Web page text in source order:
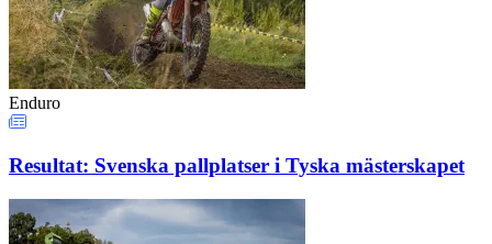
Enduro
Resultat: Svenska pallplatser i Tyska mästerskapet